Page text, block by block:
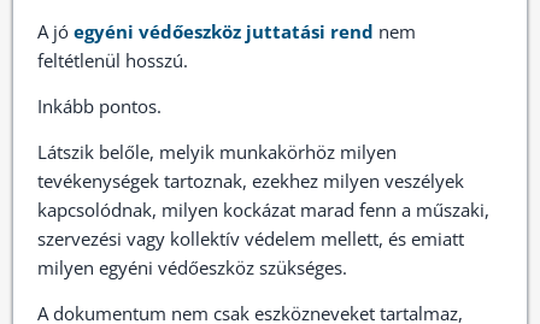
A jó egyéni védőeszköz juttatási rend nem
feltétlenül hosszú.
Inkább pontos.
Látszik belőle, melyik munkakörhöz milyen
tevékenységek tartoznak, ezekhez milyen veszélyek
kapcsolódnak, milyen kockázat marad fenn a műszaki,
szervezési vagy kollektív védelem mellett, és emiatt
milyen egyéni védőeszköz szükséges.
A dokumentum nem csak eszközneveket tartalmaz,